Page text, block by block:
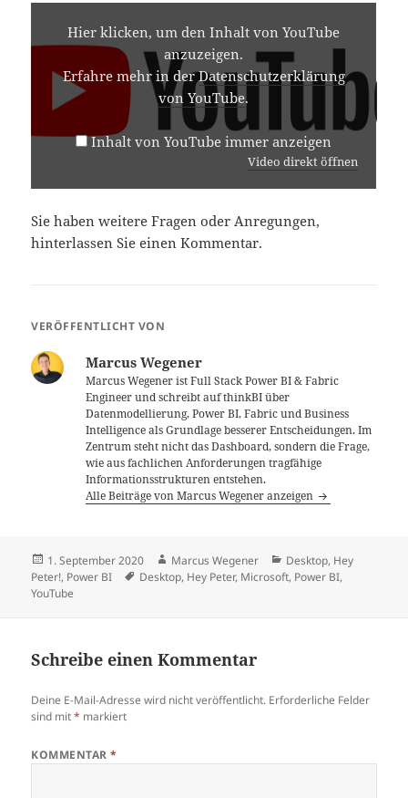
YOUTUBEHier klicken, um den Inhalt von YouTube
anzuzeigen.
Erfahre mehr in derDatenschutzerklärung
von YouTube.
Inhalt von YouTube immer anzeigen
Video direkt öffnen
Sie haben weitere Fragen oder Anregungen,
hinterlassen Sie einen Kommentar.
VERÖFFENTLICHT VON
Marcus Wegener
Marcus Wegener ist Full Stack Power BI & Fabric
Engineer und schreibt auf thinkBI über
Datenmodellierung, Power BI, Fabric und Business
Intelligence als Grundlage besserer Entscheidungen. Im
Zentrum steht nicht das Dashboard, sondern die Frage,
wie aus fachlichen Anforderungen tragfähige
Informationsstrukturen entstehen.
Alle Beiträge von Marcus Wegener anzeigen
Veröffentlicht
am
1. September 2020 Autor
Marcus Wegener Kategorien
Desktop, Hey
Peter!, Power BI Schlagwörter
Desktop, Hey Peter, Microsoft, Power BI,
YouTube
Schreibe einen Kommentar
Deine E-Mail-Adresse wird nicht veröffentlicht. Erforderliche Felder
sind mit* markiert
KOMMENTAR*